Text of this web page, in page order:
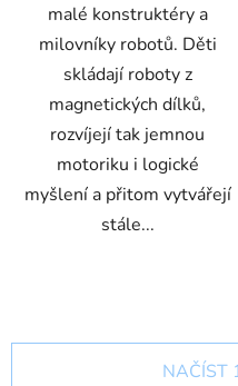
malé konstruktéry a
milovníky robotů. Děti
skládají roboty z
magnetických dílků,
rozvíjejí tak jemnou
motoriku i logické
myšlení a přitom vytvářejí
stále...
NAČÍST